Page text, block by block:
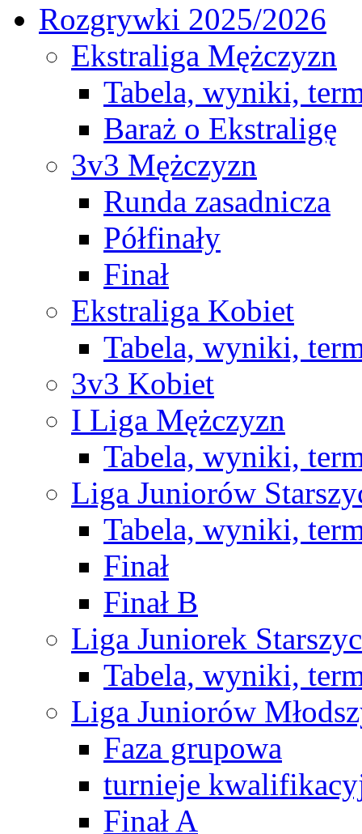
Rozgrywki 2025/2026
Ekstraliga Mężczyzn
Tabela, wyniki,
Baraż o Ekstraligę
3v3 Mężczyzn
Runda zasadnicza
Półfinały
Finał
Ekstraliga Kobiet
Tabela, wyniki,
3v3 Kobiet
I Liga Mężczyzn
Tabela, wyniki,
Liga Juniorów
Tabela, wyniki,
Finał
Finał B
Liga Juniorek
Tabela, wyniki,
Liga Juniorów
Faza grupowa
turnieje
Finał A